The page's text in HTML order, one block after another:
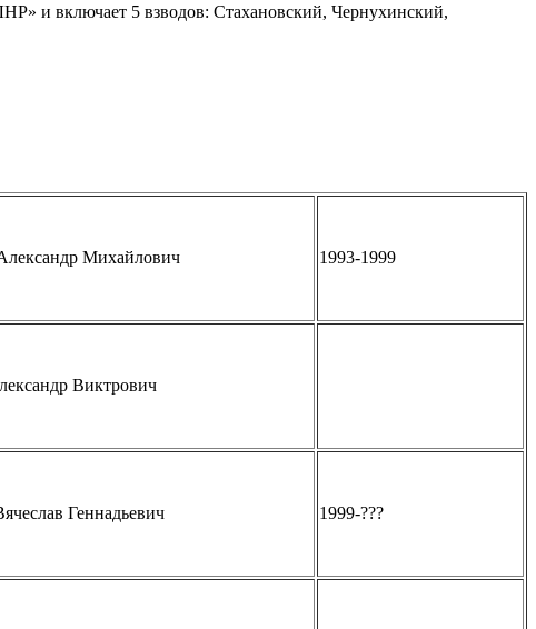
и включает 5 взводов: Стахановский, Чернухинский,
Михайлович 1993-1999
Виктрович
Геннадьевич 1999-???